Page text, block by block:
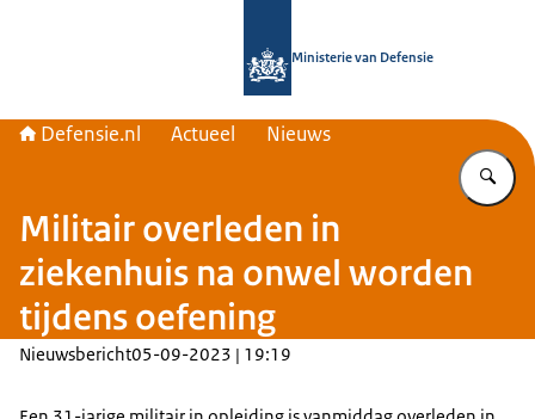
Ministerie van Defensie
Defensie.nl Actueel Nieuws
Militair overleden in
ziekenhuis na onwel worden
tijdens oefening
Nieuwsbericht05-09-2023 | 19:19